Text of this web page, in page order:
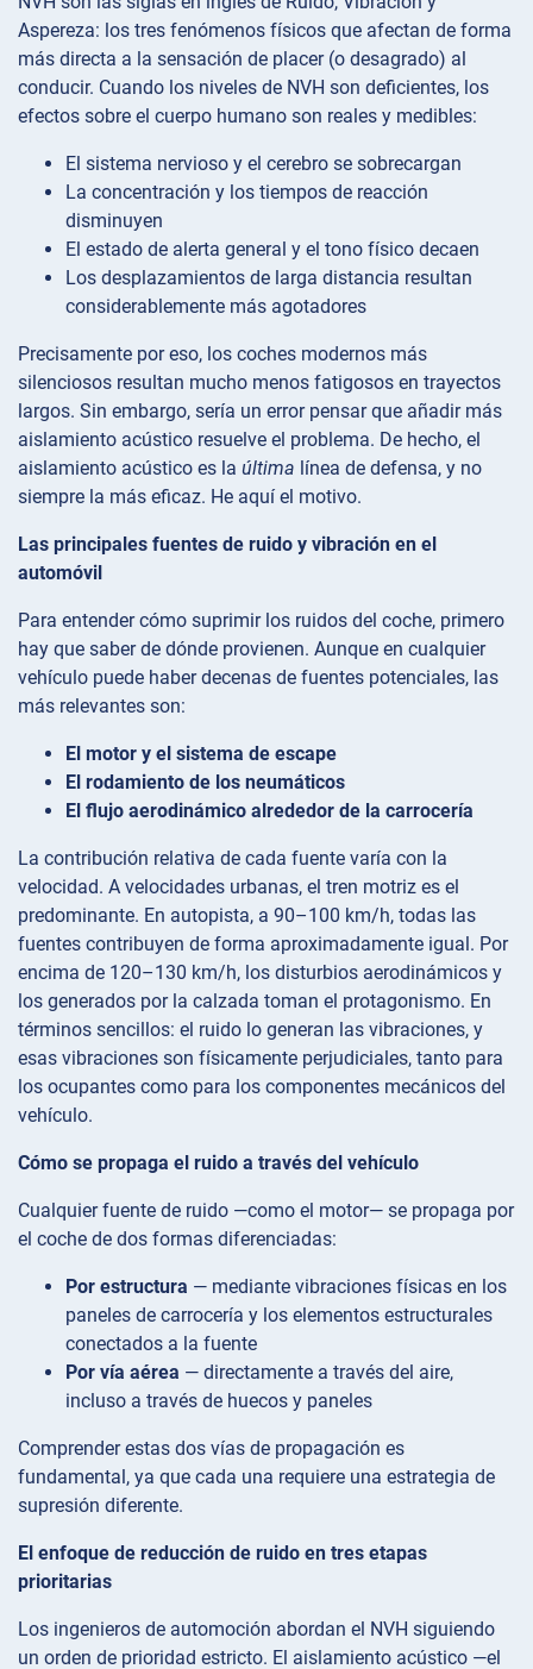
Aspereza: los tres fenómenos físicos que afectan de forma
más directa a la sensación de placer (o desagrado) al
conducir. Cuando los niveles de NVH son deficientes, los
efectos sobre el cuerpo humano son reales y medibles:
El sistema nervioso y el cerebro se sobrecargan
La concentración y los tiempos de reacción
disminuyen
El estado de alerta general y el tono físico decaen
Los desplazamientos de larga distancia resultan
considerablemente más agotadores
Precisamente por eso, los coches modernos más
silenciosos resultan mucho menos fatigosos en trayectos
largos. Sin embargo, sería un error pensar que añadir más
aislamiento acústico resuelve el problema. De hecho, el
aislamiento acústico es la última línea de defensa, y no
siempre la más eficaz. He aquí el motivo.
Las principales fuentes de ruido y vibración en el
automóvil
Para entender cómo suprimir los ruidos del coche, primero
hay que saber de dónde provienen. Aunque en cualquier
vehículo puede haber decenas de fuentes potenciales, las
más relevantes son:
El motor y el sistema de escape
El rodamiento de los neumáticos
El flujo aerodinámico alrededor de la carrocería
La contribución relativa de cada fuente varía con la
velocidad. A velocidades urbanas, el tren motriz es el
predominante. En autopista, a 90–100 km/h, todas las
fuentes contribuyen de forma aproximadamente igual. Por
encima de 120–130 km/h, los disturbios aerodinámicos y
los generados por la calzada toman el protagonismo. En
términos sencillos: el ruido lo generan las vibraciones, y
esas vibraciones son físicamente perjudiciales, tanto para
los ocupantes como para los componentes mecánicos del
vehículo.
Cómo se propaga el ruido a través del vehículo
Cualquier fuente de ruido —como el motor— se propaga por
el coche de dos formas diferenciadas:
Por estructura — mediante vibraciones físicas en los
paneles de carrocería y los elementos estructurales
conectados a la fuente
Por vía aérea — directamente a través del aire,
incluso a través de huecos y paneles
Comprender estas dos vías de propagación es
fundamental, ya que cada una requiere una estrategia de
supresión diferente.
El enfoque de reducción de ruido en tres etapas
prioritarias
Los ingenieros de automoción abordan el NVH siguiendo
un orden de prioridad estricto. El aislamiento acústico —el